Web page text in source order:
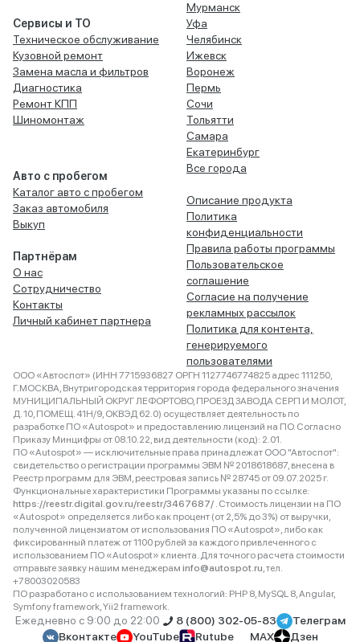
Сервисы и ТО
Техническое обслуживание
Кузовной ремонт
Замена масла и фильтров
Диагностика
Ремонт КПП
Шиномонтаж
Авто с пробегом
Каталог авто с пробегом
Заказ автомобиля
Выкуп
Партнёрам
О нас
Сотрудничество
Контакты
Личный кабинет партнера
Мурманск
Уфа
Челябинск
Ижевск
Воронеж
Пермь
Сочи
Тольятти
Самара
Екатеринбург
Все города
Описание продукта
Политика
конфиденциальности
Правила работы программы
Пользовательское
соглашение
Согласие на получение
рекламных рассылок
Политика для контента,
генерируемого
пользователями
ООО «Автоспот» (ИНН 7715936827 ОРГН 1127746774825 адрес 111250,
Г.МОСКВА, Внутригородская территория города федерального значения
МУНИЦИПАЛЬНЫЙ ОКРУГ ЛЕФОРТОВО, ПРОЕЗД ЗАВОДА СЕРП И МОЛОТ,
Д. 10, ПОМЕЩ. 41Н/9, ОКВЭД 62.0) осуществляет деятельность по
разработке ПО «Autospot» и предоставлению лицензий на ПО. Согласно
Приказу Минцифры от 08.10.22, вид деятельности (код): 2.01.
ПО «Autospot» — исключительные права принадлежат ООО "Автоспот":
свидетельство о регистрации программы ЭВМ № 2018618687, внесена в
Реестр программ для ЭВМ, реестровая запись № 28745 от 09.07.2025 г.
Функциональные характеристики Программы указаны по ссылке:
https://reestr.digital.gov.ru/reestr/3467687/ . Стоимость лицензии на ПО
«Autospot» определяется либо как процент (от 2,5% до 3%) от выручки,
полученной лицензиатом от использования ПО «Autospot», либо как
фиксированный платеж от 1100 рублей за каждого привлеченного с
использованием ПО «Autospot» клиента. Для точного расчета стоимости
отправьте заявку нашим менеджерам info@autospot.ru, тел.
+78003020583
ПО разработано с использованием технологий: PHP 8, MySQL 8, Angular,
Symfony framework, Yii2 framework.
Ежедневно с 9:00 до 22:00 8 (800) 302-05-83
Телеграм
Вконтакте
YouTube Rutube MAX Дзен